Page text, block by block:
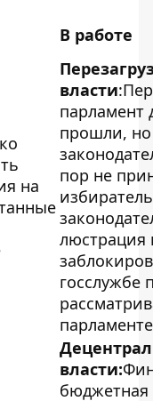
В работе
на
власти:
парламент
прошли, но
пор не
люстрация
госслужбе
парламенте
власти:
бюджетная